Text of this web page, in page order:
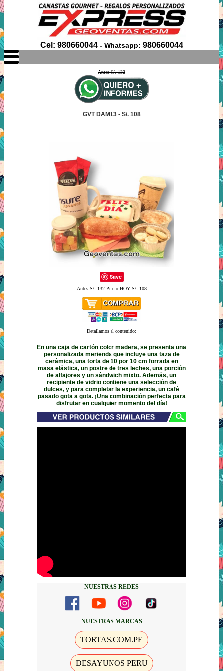
Cel: 980660044- Whatsapp: 980660044
Antes S/. 132
GVT DAM13 - S/. 108
Save
AntesS/. 132Precio HOY S/. 108
Detallamos el contenido:
En una caja de cartón color madera, se presenta una
personalizada merienda que incluye una taza de
cerámica, una torta de 10 por 10 cm forrada en
masa elástica, un postre de tres leches, una porción
de alfajores y un sándwich mixto. Además, un
recipiente de vidrio contiene una selección de
dulces, y para completar la experiencia, un café
pasado gota a gota. ¡Una combinación perfecta para
disfrutar en cualquier momento del día!
NUESTRAS REDES
NUESTRAS MARCAS
TORTAS.COM.PE
DESAYUNOS PERU